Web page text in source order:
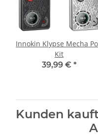
Innokin Klypse Mecha
Kit
39,99 € *
Kunden